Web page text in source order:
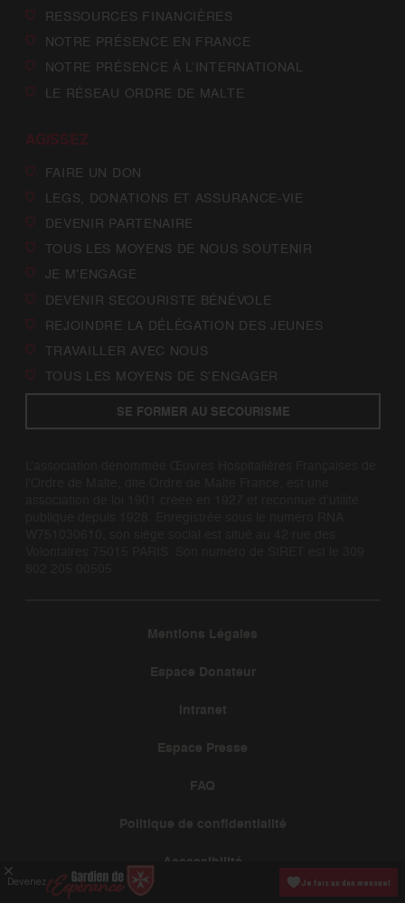
RESSOURCES FINANCIÈRES
NOTRE PRÉSENCE EN FRANCE
NOTRE PRÉSENCE À L’INTERNATIONAL
LE RÉSEAU ORDRE DE MALTE
AGISSEZ
FAIRE UN DON
LEGS, DONATIONS ET ASSURANCE-VIE
DEVENIR PARTENAIRE
TOUS LES MOYENS DE NOUS SOUTENIR
JE M’ENGAGE
DEVENIR SECOURISTE BÉNÉVOLE
REJOINDRE LA DÉLÉGATION DES JEUNES
TRAVAILLER AVEC NOUS
TOUS LES MOYENS DE S’ENGAGER
SE FORMER AU SECOURISME
Mentions Légales
Espace Donateur
Intranet
Espace Presse
FAQ
Politique de confidentialité
Accessibilité
Gestion des cookies
Devenez Je fais un don mensuel